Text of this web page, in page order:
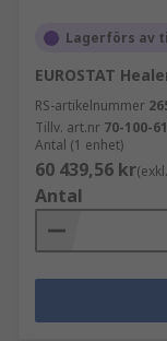
Lagerförs av
EUROSTAT
RS-artikelnummer
Tillv. art.nr 70-100-
Antal (1 enhet)
60 439,56 kr
Antal